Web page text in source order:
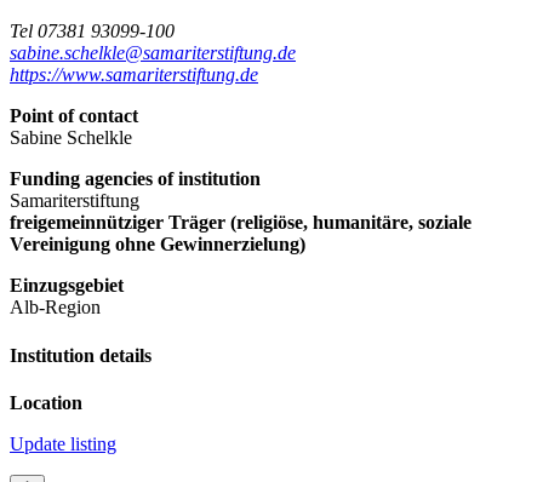
Tel 07381 93099-100
sabine.schelkle@samariterstiftung.de
https://www.samariterstiftung.de
Point of contact
Sabine Schelkle
Funding agencies of institution
Samariterstiftung
freigemeinnütziger Träger (religiöse, humanitäre, soziale
Vereinigung ohne Gewinnerzielung)
Einzugsgebiet
Alb-Region
Institution details
Location
Update listing